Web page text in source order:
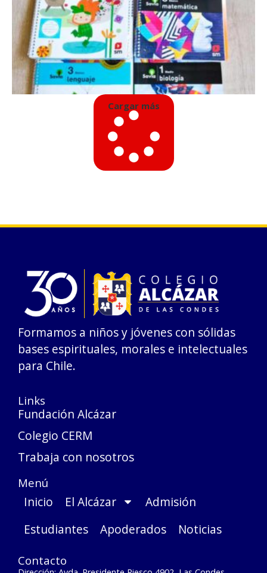
Cargar más
Formamos a niños y jóvenes con sólidas
bases espirituales, morales e intelectuales
para Chile.
Links
Fundación Alcázar
Colegio CERM
Trabaja con nosotros
Menú
Inicio El Alcázar
Admisión
Estudiantes
Apoderados Noticias
Contacto